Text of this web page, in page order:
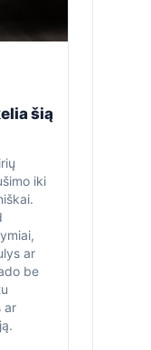
šią
iki
ar
be
ar